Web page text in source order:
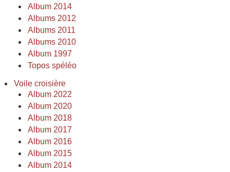
Album 2014
Albums 2012
Albums 2011
Albums 2010
Album 1997
Topos spéléo
Voile croisière
Album 2022
Album 2020
Album 2018
Album 2017
Album 2016
Album 2015
Album 2014